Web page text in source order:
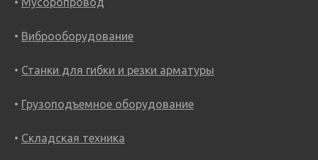
Виброоборудование
Станки для гибки и резки арматуры
Грузоподъемное оборудование
Складская техника